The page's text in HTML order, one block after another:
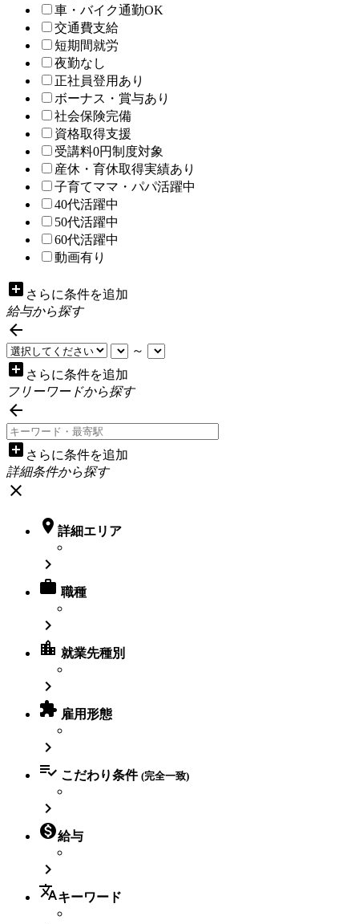
車・バイク通勤OK
交通費支給
短期間就労
夜勤なし
正社員登用あり
ボーナス・賞与あり
社会保険完備
資格取得支援
受講料0円制度対象
産休・育休取得実績あり
子育てママ・パパ活躍中
40代活躍中
50代活躍中
60代活躍中
動画有り
add_box さらに条件を追加
給与から探す

～
add_box さらに条件を追加
フリーワードから探す

add_box さらに条件を追加
詳細条件から探す
close
 詳細エリア

 職種

location_city 就業先種別

 雇用形態

 こだわり条件 (完全一致)

給与

translateキーワード